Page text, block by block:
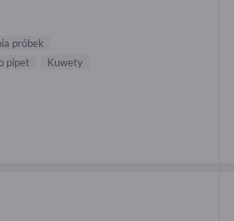
próbek
pipet
Kuwety